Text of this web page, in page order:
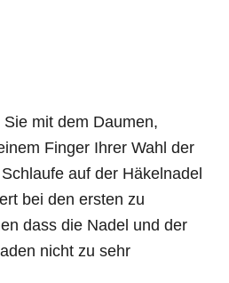
Sie mit dem Daumen,
Finger Ihrer Wahl der
auf der Häkelnadel
bei den ersten zu
dass die Nadel und der
nicht zu sehr